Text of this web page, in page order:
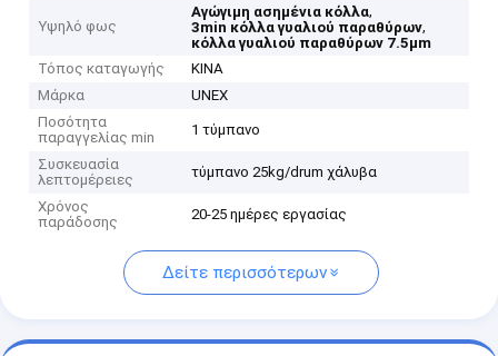
Υψηλό φως
Αγώγιμη ασημένια κόλλα,
3min κόλλα γυαλιού παραθύρων,
κόλλα γυαλιού παραθύρων 7.5µm
Τόπος καταγωγής
ΚΙΝΑ
Μάρκα
UNEX
Ποσότητα
παραγγελίας min
1 τύμπανο
Συσκευασία
λεπτομέρειες
τύμπανο 25kg/drum χάλυβα
Χρόνος
παράδοσης
20-25 ημέρες εργασίας
Δείτε περισσότερων